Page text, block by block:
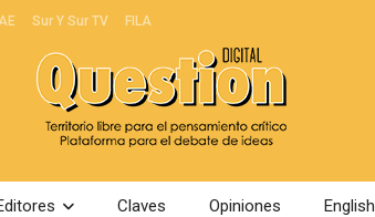
Sur Y Sur TV FILA
Claves Opiniones English